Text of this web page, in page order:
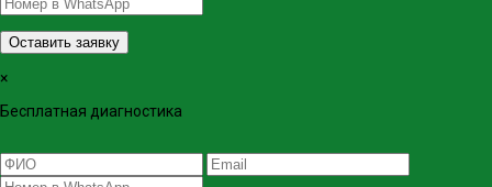
Оставить заявку
×
Бесплатная диагностика